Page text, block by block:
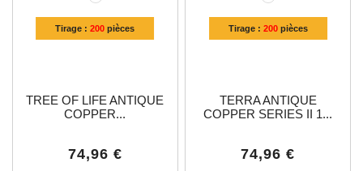
Tirage :200 pièces
TREE OF LIFE ANTIQUE
COPPER...
74,96 €
Tirage : 200pièces
TERRA ANTIQUE
COPPER SERIES II 1...
74,96 €